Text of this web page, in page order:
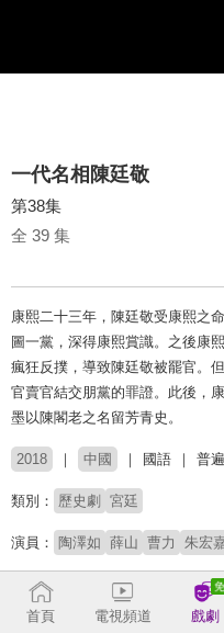
一代名相陳廷敬
第38集
全 39 集
康熙二十三年，陳廷敬受康熙之
圖一黨，深得康熙賞識。之後康
瘋狂反撲，導致陳廷敬被罷官。
官賣官結交朋黨的罪證。此後，
墨以陳閣老之名留芳青史。
2018 中國 國語 普
類別： 歷史劇 宮廷
演員： 陶澤如 薛山 曹力 朱宏
導演： 王菁
首頁 電視頻道 戲劇